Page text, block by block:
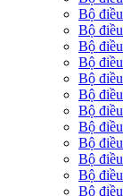
Bộ
Bộ
Bộ
Bộ
Bộ
Bộ
Bộ
Bộ
Bộ
Bộ
Bộ
Bộ